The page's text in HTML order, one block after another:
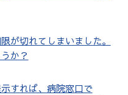
が切れてしまいました。
か？
すれば、病院窓口で